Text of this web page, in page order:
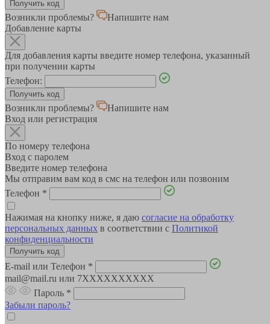
Возникли проблемы?
Напишите нам
Добавление карты
Для добавления карты введите номер телефона, указанный
при получении карты
Телефон:
Возникли проблемы?
Напишите нам
Вход или регистрация
По номеру телефона
Вход с паролем
Введите номер телефона
Мы отправим вам код в смс на телефон или позвоним
Телефон *
Нажимая на кнопку ниже, я даю согласие на обработку
персональных данных в соответствии с Политикой
конфиденциальности
E-mail или Телефон *
mail@mail.ru или 7XXXXXXXXXX
Пароль *
Забыли пароль?